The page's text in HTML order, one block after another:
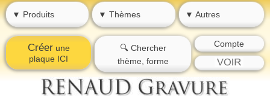
▼ Produits ▼ Thèmes ▼ Autres
Créerune
plaque ICI
🔍 Chercher
thème, forme
Compte